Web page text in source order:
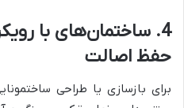
4. ساختمان‌های با
حفظ اصالت
برای بازسازی یا طراحی